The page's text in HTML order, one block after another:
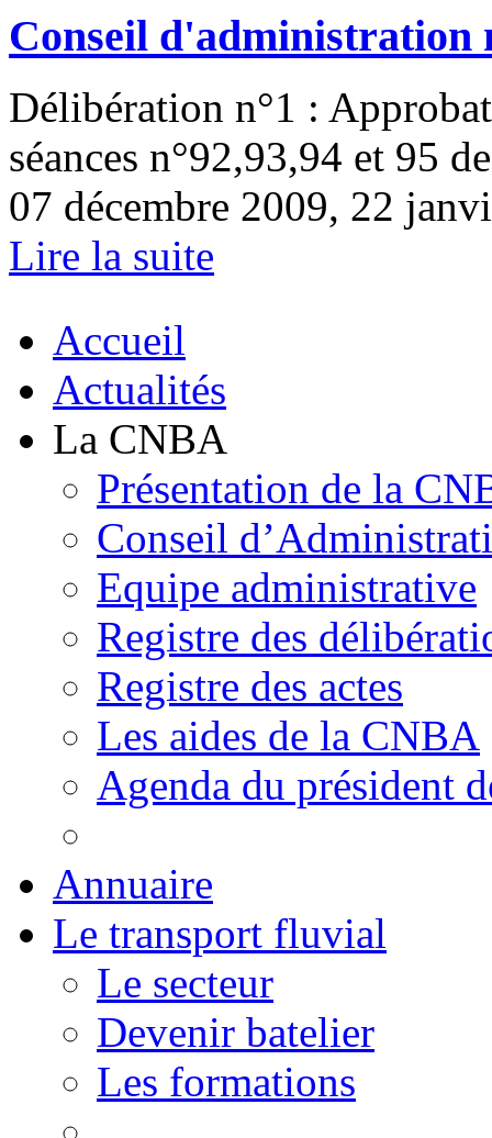
Conseil d'administration
Délibération n°1 :
séances n°92,93,94 et 95
07 décembre 2009, 22
Lire la suite
Accueil
Actualités
La CNBA
Présentation de la
Conseil
Equipe administrative
Registre des
Registre des actes
Les aides de la CNBA
Agenda du président
Annuaire
Le transport fluvial
Le secteur
Devenir batelier
Les formations